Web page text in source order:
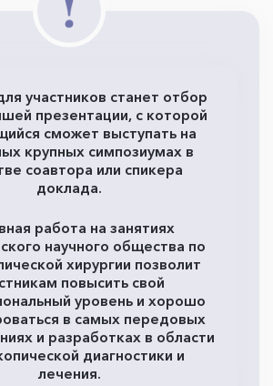
участников станет отбор
презентации, с которой
сможет выступать на
крупных симпозиумах в
соавтора или спикера
доклада.
работа на занятиях
научного общества по
хирургии позволит
повысить свой
уровень и хорошо
в самых передовых
и разработках в области
диагностики и
лечения.